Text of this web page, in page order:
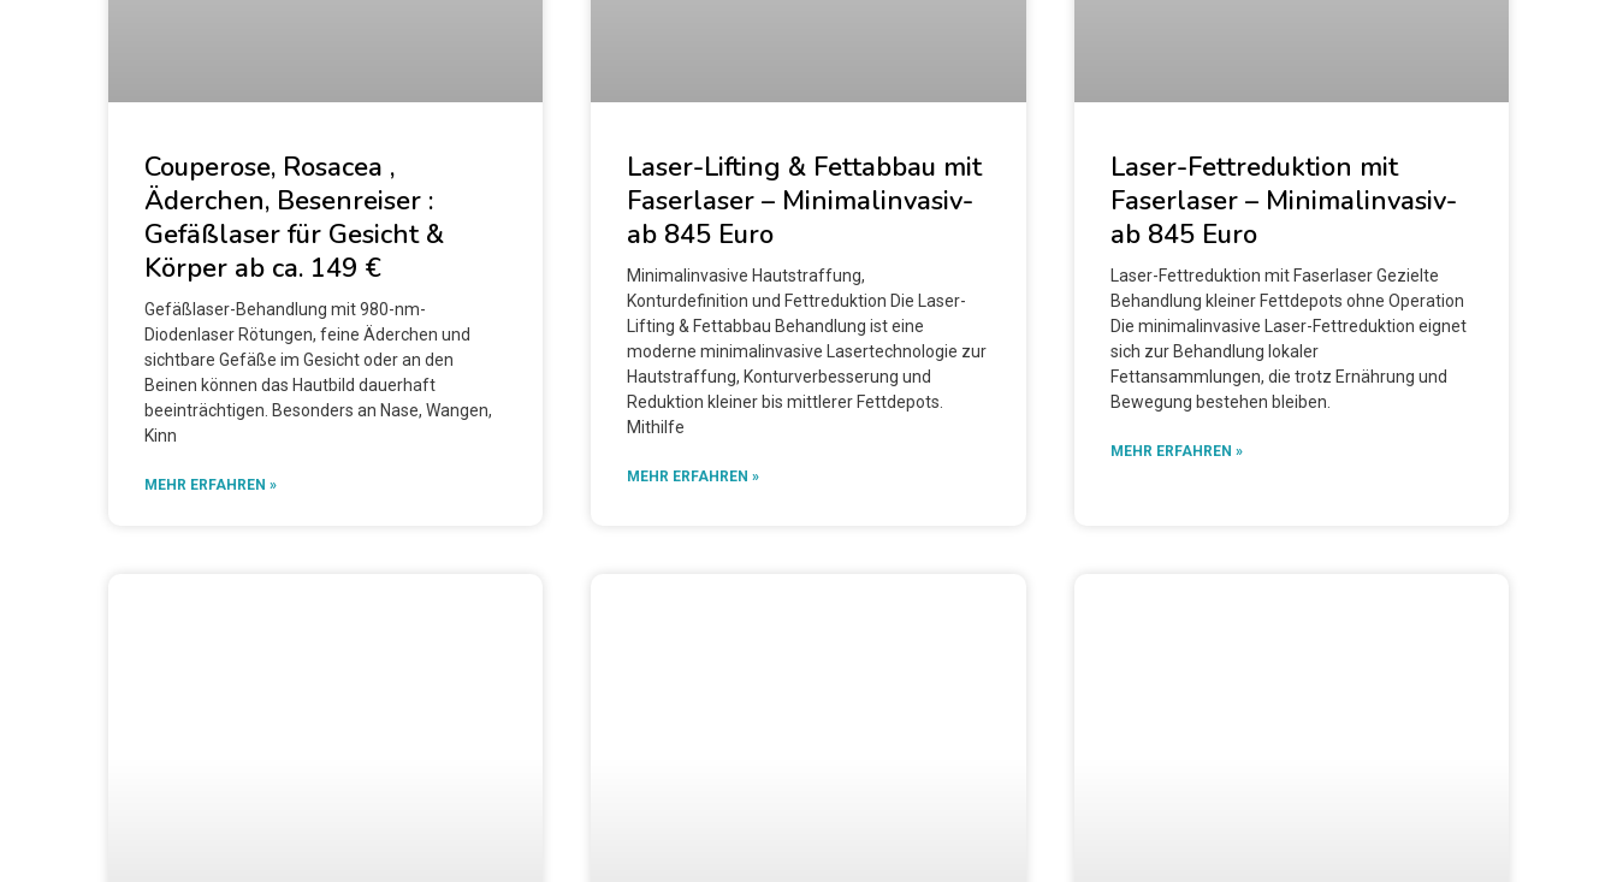
Couperose, Rosacea ,
Äderchen, Besenreiser :
Gefäßlaser für Gesicht &
Körper ab ca. 149 €
Gefäßlaser-Behandlung mit 980-nm-
Diodenlaser Rötungen, feine Äderchen und
sichtbare Gefäße im Gesicht oder an den
Beinen können das Hautbild dauerhaft
beeinträchtigen. Besonders an Nase, Wangen,
Kinn
MEHR ERFAHREN »
Laser-Lifting & Fettabbau mit
Faserlaser – Minimalinvasiv-
ab 845 Euro
Minimalinvasive Hautstraffung,
Konturdefinition und Fettreduktion Die Laser-
Lifting & Fettabbau Behandlung ist eine
moderne minimalinvasive Lasertechnologie zur
Hautstraffung, Konturverbesserung und
Reduktion kleiner bis mittlerer Fettdepots.
Mithilfe
MEHR ERFAHREN »
Laser-Fettreduktion mit
Faserlaser – Minimalinvasiv-
ab 845 Euro
Laser-Fettreduktion mit Faserlaser Gezielte
Behandlung kleiner Fettdepots ohne Operation
Die minimalinvasive Laser-Fettreduktion eignet
sich zur Behandlung lokaler
Fettansammlungen, die trotz Ernährung und
Bewegung bestehen bleiben.
MEHR ERFAHREN »